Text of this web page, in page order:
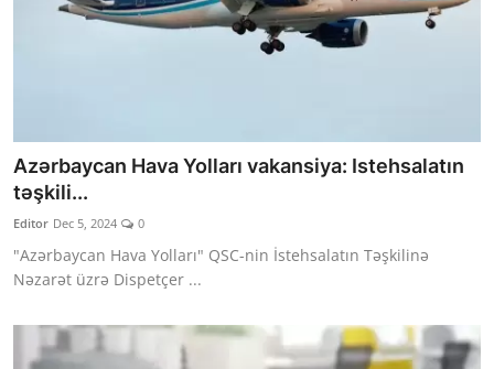
Azərbaycan Hava Yolları vakansiya: Istehsalatın
təşkili...
Editor Dec 5, 2024 0
"Azərbaycan Hava Yolları" QSC-nin İstehsalatın Təşkilinə
Nəzarət üzrə Dispetçer ...